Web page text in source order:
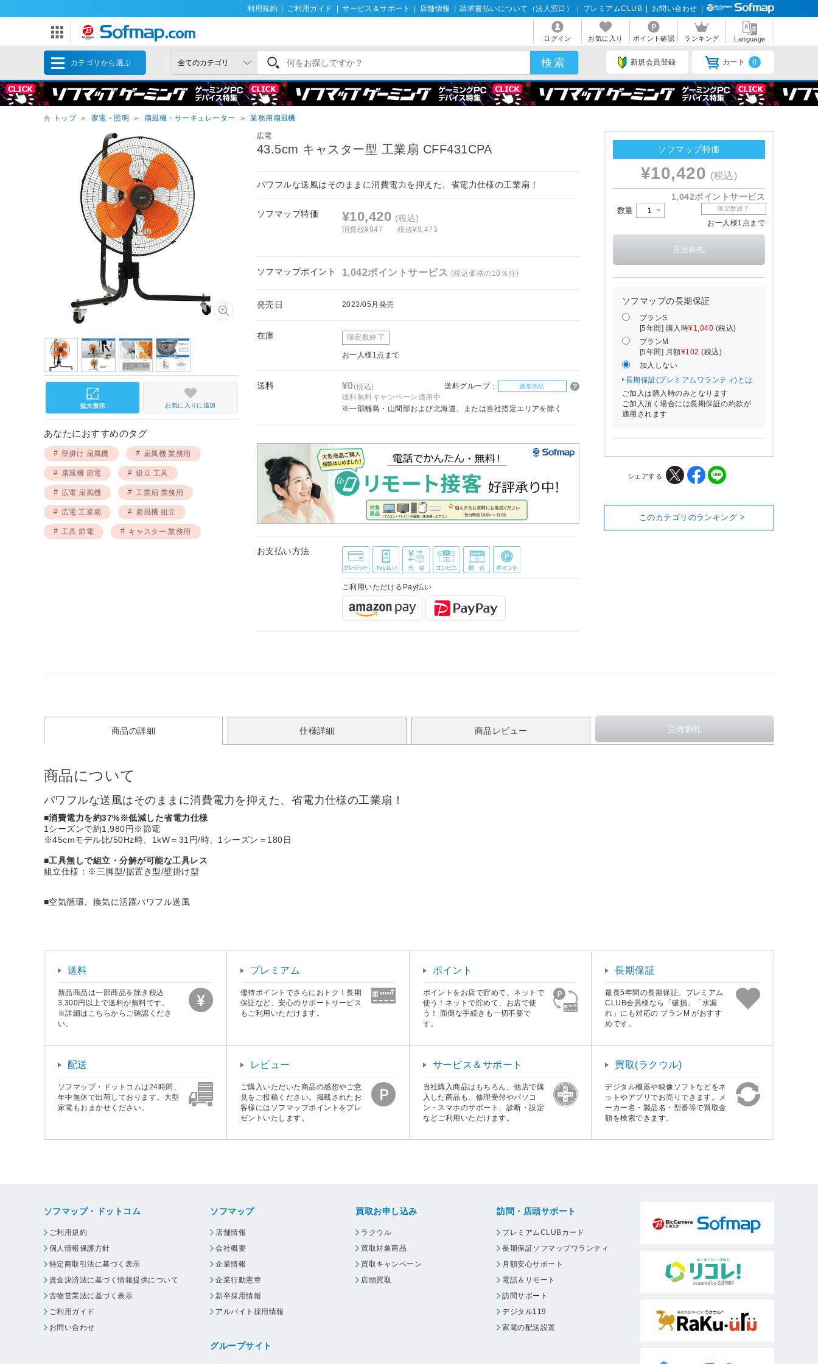
利用規約 ご利用ガイド サービス＆サポート 店舗情報 請求書払いについて（法人窓口） プレミアムCLUB お問い合わせ
ログイン お気に入り ポイント確認 ランキング Language
カテゴリから選ぶ 新規会員登録 カート 0
トップ ＞ 家電・照明 ＞ 扇風機・サーキュレーター ＞ 業務用扇風機
広電
43.5cm キャスター型 工業扇 CFF431CPA
パワフルな送風はそのままに消費電力を抑えた、省電力仕様の工業扇！
ソフマップ特価 ¥10,420 (税込)
消費税¥947 税抜¥9,473
ソフマップポイント 1,042ポイントサービス (税込価格の10％分)
発売日 2023/05月発売
在庫 限定数終了
お一人様1点まで
送料 ¥0(税込) 送料グループ： 通常商品
送料無料キャンペーン適用中
※一部離島・山間部および北海道、または当社指定エリアを除く
お支払い方法
ご利用いただけるPay払い
お気に入りに追加
あなたにおすすめのタグ
壁掛け 扇風機 扇風機 業務用
扇風機 節電 組立 工具
広電 扇風機 工業扇 業務用
広電 工業扇 扇風機 組立
工具 節電 キャスター 業務用
ソフマップ特価
¥10,420 (税込)
1,042ポイントサービス
数量 限定数終了
お一人様1点まで
ソフマップの長期保証
プランS
[5年間] 購入時¥1,040 (税込)
プランM
[5年間] 月額¥102 (税込)
加入しない
長期保証(プレミアムワランティ)とは
ご加入は購入時のみとなります
ご加入頂く場合には長期保証の約款が
適用されます
シェアする
このカテゴリのランキング >
商品の詳細 仕様詳細 商品レビュー
商品について
パワフルな送風はそのままに消費電力を抑えた、省電力仕様の工業扇！
■消費電力を約37%※低減した省電力仕様
1シーズンで約1,980円※節電
※45cmモデル比/50Hz時、1kW＝31円/時、1シーズン＝180日
■工具無しで組立・分解が可能な工具レス
組立仕様：※三脚型/据置き型/壁掛け型
■空気循環、換気に活躍パワフル送風
送料
新品商品は一部商品を除き税込
3,300円以上で送料が無料です。
※詳細はこちらからご確認くださ
い。
プレミアム
優待ポイントでさらにおトク！長期
保証など、安心のサポートサービス
もご利用いただけます。
ポイント
ポイントをお店で貯めて、ネットで
使う！ネットで貯めて、お店で使
う！ 面倒な手続きも一切不要で
す。
長期保証
最長5年間の長期保証。プレミアム
CLUB会員様なら「破損」「水漏
れ」にも対応の プランM がおすす
めです。
配送
ソフマップ・ドットコムは24時間、
年中無休で出荷しております。大型
家電もおまかせください。
レビュー
ご購入いただいた商品の感想やご意
見をご投稿ください。掲載されたお
客様にはソフマップポイントをプレ
ゼントいたします。
サービス＆サポート
当社購入商品はもちろん、他店で購
入した商品も、修理受付やパソコ
ン・スマホのサポート、診断・設定
などご利用いただけます。
買取(ラクウル)
デジタル機器や映像ソフトなどをネ
ットやアプリでお売りできます。メ
ーカー名・製品名・型番等で買取金
額を検索できます。
ソフマップ・ドットコム
ご利用規約
個人情報保護方針
特定商取引法に基づく表示
資金決済法に基づく情報提供について
古物営業法に基づく表示
ご利用ガイド
お問い合わせ
ソフマップ
店舗情報
会社概要
企業情報
企業行動憲章
新卒採用情報
アルバイト採用情報
グループサイト
買取お申し込み
ラクウル
買取対象商品
買取キャンペーン
店頭買取
訪問・店頭サポート
プレミアムCLUBカード
長期保証ソフマップワランティ
月額安心サポート
電話＆リモート
訪問サポート
デジタル119
家電の配送設置